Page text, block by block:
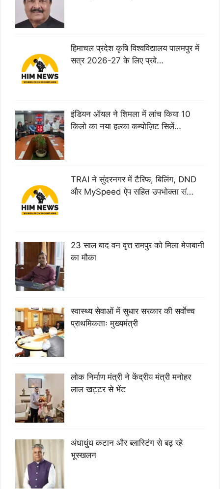
हिमाचल प्रदेश कृषि विश्वविद्यालय पालमपुर में
सत्र 2026-27 के लिए प्रवे…
इंडियन ऑयल ने शिमला में लांच किया 10
किलो का नया हल्का कम्पोज़िट सिलें…
TRAI ने सुंदरनगर में टैरिफ, बिलिंग, DND
और MySpeed ऐप सहित उपभोक्ता सं…
23 साल बाद वन वृत्त रामपुर को मिला मेजबानी
का मौका
स्वास्थ्य सेवाओं में सुधार सरकार की सर्वाेच्च
प्राथमिकताः मुख्यमंत्री
लोक निर्माण मंत्री ने केंद्रीय मंत्री मनोहर
लाल खट्टर से भेंट
अंधाधुंध कटान और ब्लास्टिंग से बढ़ रहे
भूस्खलन